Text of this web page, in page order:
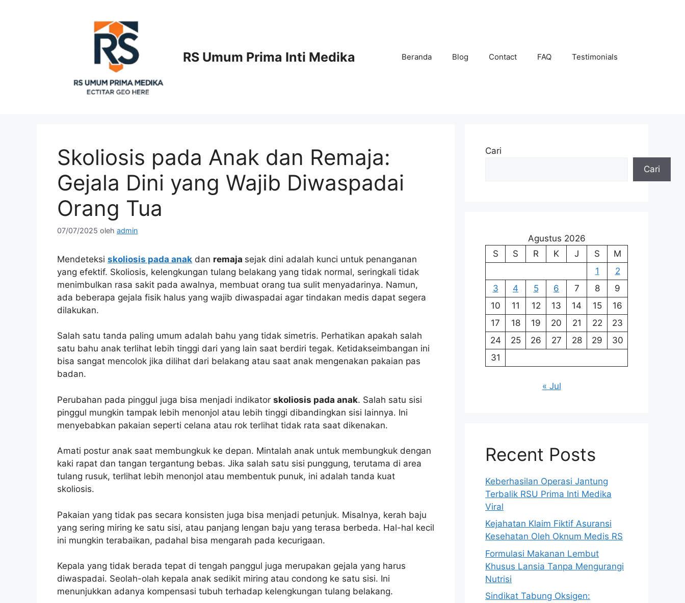
RS Umum Prima Inti Medika Beranda Blog Contact FAQ Testimonials
Skoliosis pada Anak dan Remaja:
Gejala Dini yang Wajib Diwaspadai
Orang Tua
07/07/2025 oleh admin
Mendeteksi skoliosis pada anak dan remaja sejak dini adalah kunci untuk penanganan
yang efektif. Skoliosis, kelengkungan tulang belakang yang tidak normal, seringkali tidak
menimbulkan rasa sakit pada awalnya, membuat orang tua sulit menyadarinya. Namun,
ada beberapa gejala fisik halus yang wajib diwaspadai agar tindakan medis dapat segera
dilakukan.
Salah satu tanda paling umum adalah bahu yang tidak simetris. Perhatikan apakah salah
satu bahu anak terlihat lebih tinggi dari yang lain saat berdiri tegak. Ketidakseimbangan ini
bisa sangat mencolok jika dilihat dari belakang atau saat anak mengenakan pakaian pas
badan.
Perubahan pada pinggul juga bisa menjadi indikator skoliosis pada anak. Salah satu sisi
pinggul mungkin tampak lebih menonjol atau lebih tinggi dibandingkan sisi lainnya. Ini
menyebabkan pakaian seperti celana atau rok terlihat tidak rata saat dikenakan.
Amati postur anak saat membungkuk ke depan. Mintalah anak untuk membungkuk dengan
kaki rapat dan tangan tergantung bebas. Jika salah satu sisi punggung, terutama di area
tulang rusuk, terlihat lebih menonjol atau membentuk punuk, ini adalah tanda kuat
skoliosis.
Pakaian yang tidak pas secara konsisten juga bisa menjadi petunjuk. Misalnya, kerah baju
yang sering miring ke satu sisi, atau panjang lengan baju yang terasa berbeda. Hal-hal kecil
ini mungkin terabaikan, padahal bisa mengarah pada kecurigaan.
Kepala yang tidak berada tepat di tengah panggul juga merupakan gejala yang harus
diwaspadai. Seolah-olah kepala anak sedikit miring atau condong ke satu sisi. Ini
menunjukkan adanya kompensasi tubuh terhadap kelengkungan tulang belakang.
Cari
Cari
Agustus 2026
S
S R K J S
M
1
2
3
4 5 6 7 8
9
10
11 12 13 14 15
16
17
18 19 20 21 22
23
24
25 26 27 28 29
30
31
« Jul
Recent Posts
Keberhasilan Operasi Jantung
Terbalik RSU Prima Inti Medika
Viral
Kejahatan Klaim Fiktif Asuransi
Kesehatan Oleh Oknum Medis RS
Formulasi Makanan Lembut
Khusus Lansia Tanpa Mengurangi
Nutrisi
Sindikat Tabung Oksigen: